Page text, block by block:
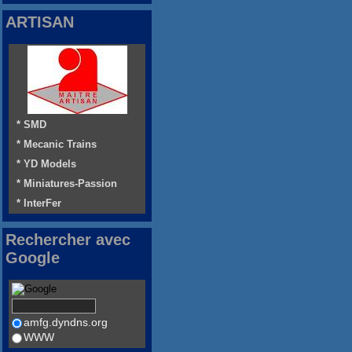
ARTISAN
* SMD
* Mecanic Trains
* YD Models
* Miniatures-Passion
* InterFer
Rechercher avec
Google
amfg.dyndns.org
WWW